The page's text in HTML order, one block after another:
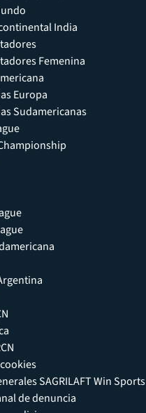
India
Femenina
Europa
Sudamericanas
SAGRILAFT Win Sports
de denuncia